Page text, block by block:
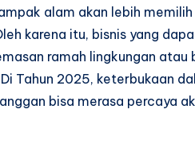
alam akan lebih
karena itu, bisnis yang
ramah lingkungan
Tahun 2025, keterbukaan
bisa merasa percaya